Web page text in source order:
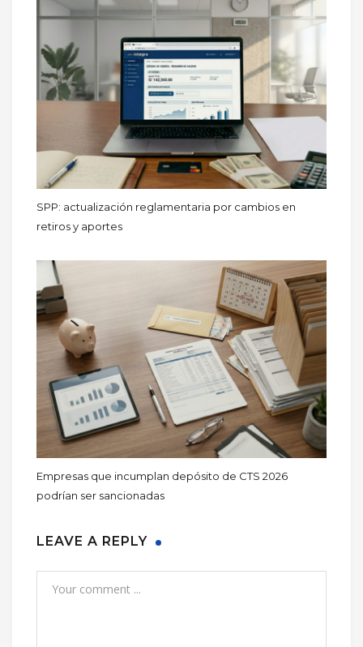
SPP: actualización reglamentaria por cambios en
retiros y aportes
Empresas que incumplan depósito de CTS 2026
podrían ser sancionadas
LEAVE A REPLY